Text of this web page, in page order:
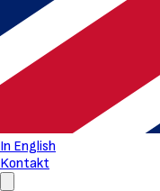
In English
Kontakt